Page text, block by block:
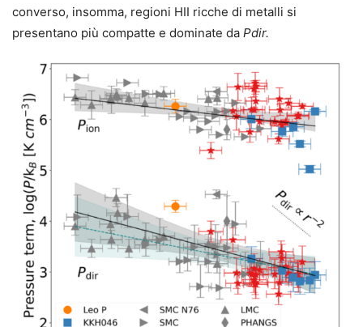
converso, insomma, regioni HII ricche di metalli si
presentano più compatte e dominate da Pdir.